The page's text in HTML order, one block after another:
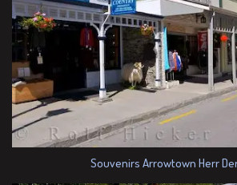
Souvenirs Arrowtown Herr